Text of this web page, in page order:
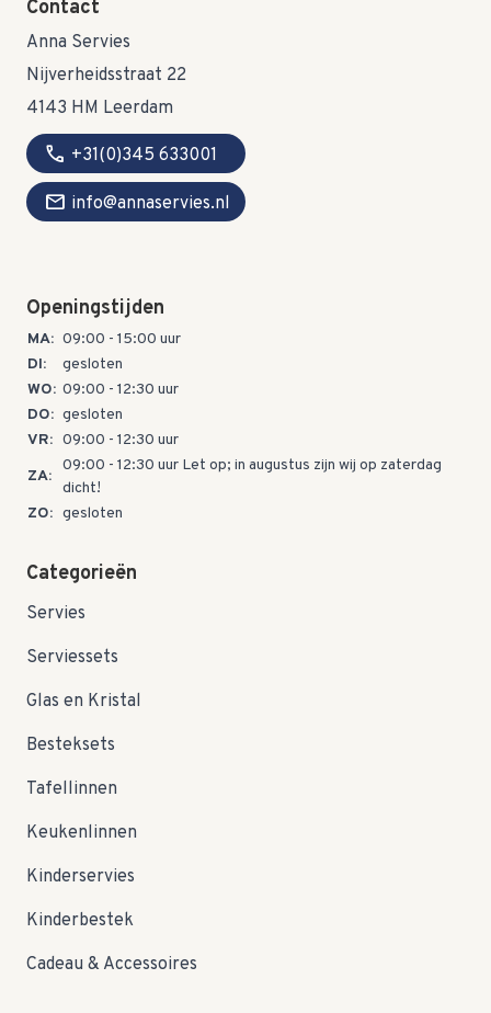
Contact
Anna Servies
Nijverheidsstraat 22
4143 HM Leerdam
call +31(0)345 633001
mail info@annaservies.nl
Openingstijden
MA: 09:00 - 15:00 uur
DI:
gesloten
WO: 09:00 - 12:30 uur
DO: gesloten
VR: 09:00 - 12:30 uur
ZA:
09:00 - 12:30 uur Let op; in augustus zijn wij op zaterdag
dicht!
ZO: gesloten
Categorieën
Servies
Serviessets
Glas en Kristal
Besteksets
Tafellinnen
Keukenlinnen
Kinderservies
Kinderbestek
Cadeau & Accessoires